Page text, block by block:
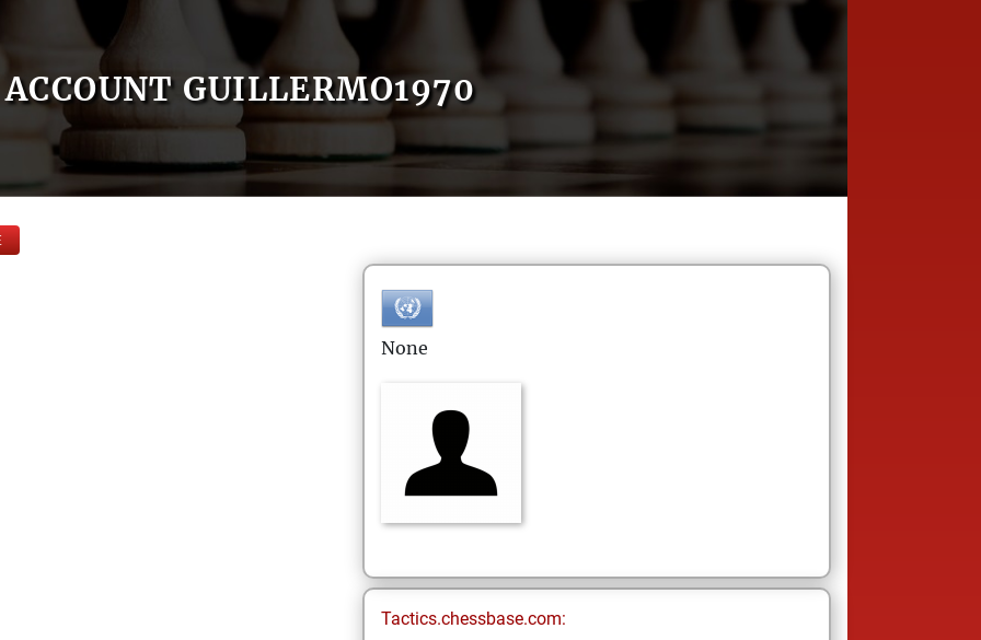
ACCOUNT GUILLERMO1970
None
Tactics.chessbase.com: